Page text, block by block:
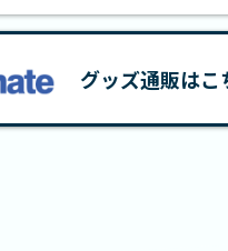
グッズ通販は